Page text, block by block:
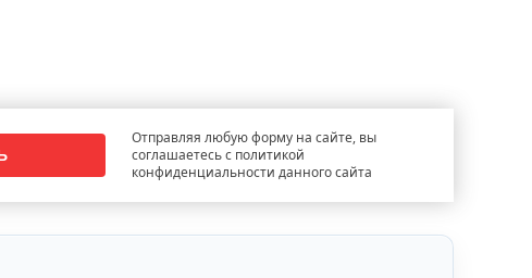
Отправляя любую форму на сайте, вы
соглашаетесь с политикой
конфиденциальности данного сайта